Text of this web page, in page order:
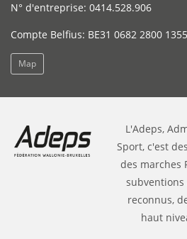
N° d'entreprise: 0414.528.906
Compte Belfius: BE31 0682 2800 1355
Map
L'Adeps,
Sport, c'est
des marches
reconnus,
haut